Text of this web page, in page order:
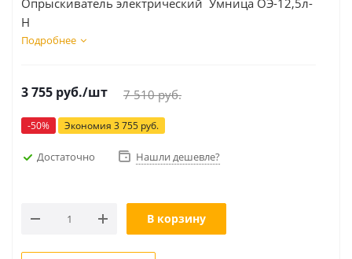
Опрыскиватель электрический Умница ОЭ-12,5л-
Н
Подробнее
3 755 руб./шт 7 510руб.
-50% Экономия 3 755 руб.
Достаточно Нашли дешевле?
В корзину